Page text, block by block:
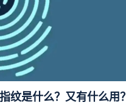
纹是什么？又有什么用？